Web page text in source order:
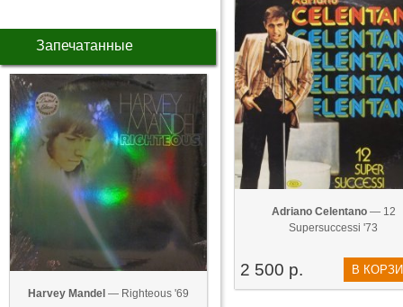
Запечатанные
Harvey Mandel — Righteous '69
Adriano Celentano‎— 12
Supersuccessi '73
2 500 р. В